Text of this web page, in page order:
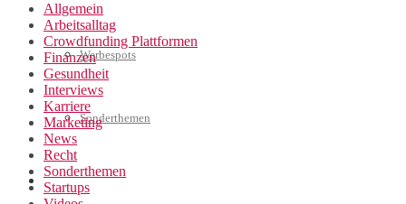
Werbespots
Sonderthemen
Geschäftskonto eröffnen
Allgemein
Arbeitsalltag
Crowdfunding Plattformen
Finanzen
Gesundheit
Interviews
Karriere
Marketing
News
Recht
Sonderthemen
Startups